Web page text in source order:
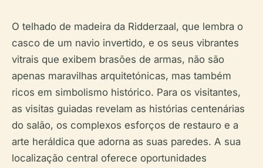
O telhado de madeira da Ridderzaal, que lembra o
casco de um navio invertido, e os seus vibrantes
vitrais que exibem brasões de armas, não são
apenas maravilhas arquitetónicas, mas também
ricos em simbolismo histórico. Para os visitantes,
as visitas guiadas revelam as histórias centenárias
do salão, os complexos esforços de restauro e a
arte heráldica que adorna as suas paredes. A sua
localização central oferece oportunidades